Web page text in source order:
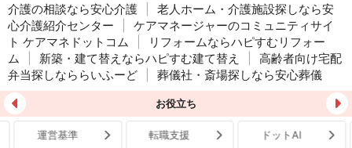
介護の相談なら安心介護
老人ホーム・介護施設探しなら安
心介護紹介センター
ケアマネージャーのコミュニティサイ
ト ケアマネドットコム
リフォームならハピすむリフォー
ム
新築・建て替えならハピすむ建て替え
高齢者向け宅配
弁当探しなららいふーど
葬儀社・斎場探しなら安心葬儀
お役立ち
運営基準 転職支援 ドットAI